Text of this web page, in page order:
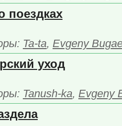
поездках
Ta-ta, Evgeny
уход
Tanush-ka, Evgeny